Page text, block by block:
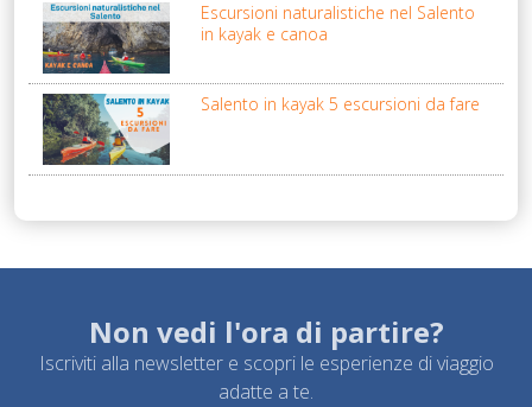
Escursioni naturalistiche nel Salento
in kayak e canoa
Salento in kayak 5 escursioni da fare
Non vedi l'ora di partire?
Iscriviti alla newsletter e scopri le esperienze di viaggio
adatte a te.